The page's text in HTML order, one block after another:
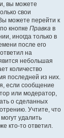
вы можете
свои
можете перейти к
кнопке Правка в
иногда только в
после его
на
небольшая
количество
последней из них.
если сообщение
или модератор,
о сделанных
Учтите, что
удалить
кто-то ответил.